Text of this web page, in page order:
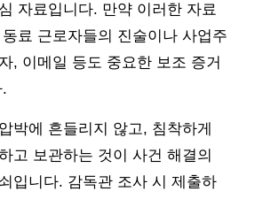
자료입니다. 만약 이러한 자료
료 근로자들의 진술이나 사업주
, 이메일 등도 중요한 보조 증거
박에 흔들리지 않고, 침착하게
고 보관하는 것이 사건 해결의
입니다. 감독관 조사 시 제출하